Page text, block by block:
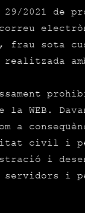
29/2021 de
correu
frau sota
la WEB.
a
civil i
i
i